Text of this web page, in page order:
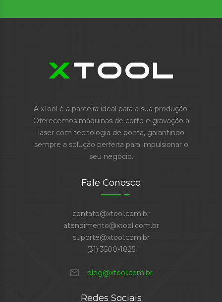
A xTool é a parceira ideal para a sua produção.
Oferecemos máquinas de corte e gravação a
laser com tecnologia de ponta, garantindo
sempre a solução perfeita para impulsionar o
seu negócio.
Fale Conosco
contato@xtool.com.br
atendimento@xtool.com.br
suporte@xtool.com.br
(31) 3500-1825
mail blog@xtool.com.br
Redes Sociais